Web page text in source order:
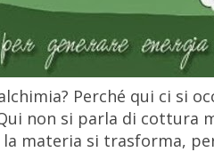
Perché qui ci si
non si parla di cottura
materia si trasforma,